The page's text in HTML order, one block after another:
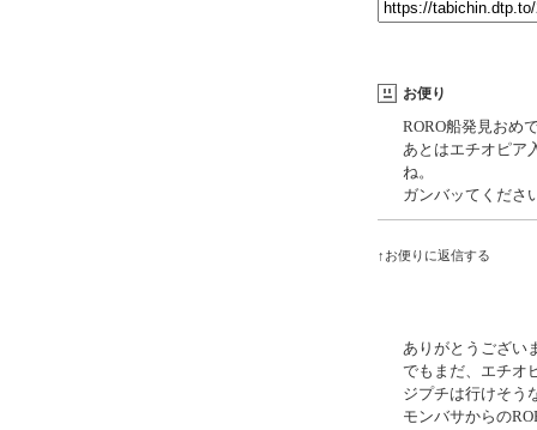
お便り
RORO船発見おめ
あとはエチオピア
ね。
ガンバッてくださ
↑お便りに返信する
ありがとうござい
でもまだ、エチオ
ジプチは行けそう
モンバサからの